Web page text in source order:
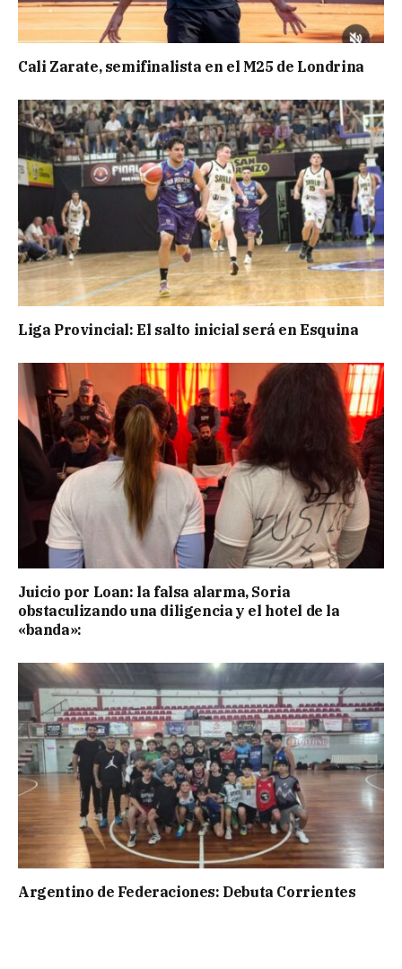
Cali Zarate, semifinalista en el M25 de Londrina
Liga Provincial: El salto inicial será en Esquina
Juicio por Loan: la falsa alarma, Soria
obstaculizando una diligencia y el hotel de la
«banda»:
Argentino de Federaciones: Debuta Corrientes